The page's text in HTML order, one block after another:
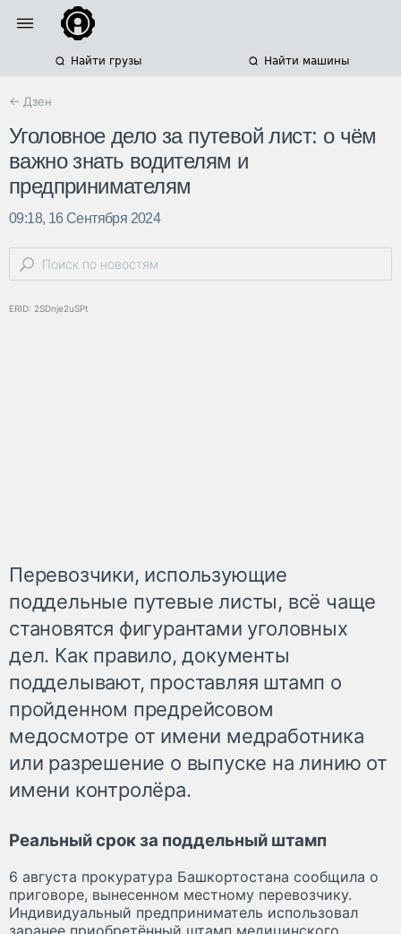
Найти грузы Найти машины
← Дзен
Уголовное дело за путевой лист: о чём
важно знать водителям и
предпринимателям
09:18, 16 Сентября 2024
ERID: 2SDnje2uSPt
Перевозчики, использующие
поддельные путевые листы, всё чаще
становятся фигурантами уголовных
дел. Как правило, документы
подделывают, проставляя штамп о
пройденном предрейсовом
медосмотре от имени медработника
или разрешение о выпуске на линию от
имени контролёра.
Реальный срок за поддельный штамп
6 августа прокуратура Башкортостана сообщила о
приговоре, вынесенном местному перевозчику.
Индивидуальный предприниматель использовал
заранее приобретённый штамп медицинского